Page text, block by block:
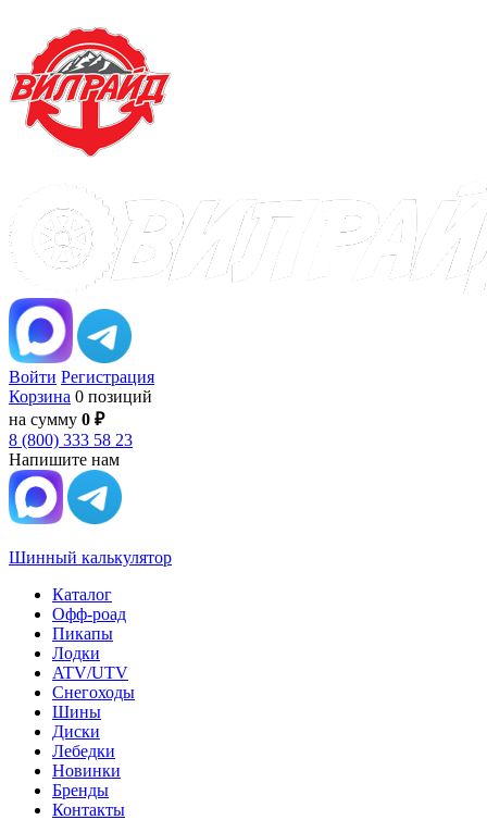
Войти Регистрация
Корзина 0 позиций
на сумму 0 ₽
8 (800) 333 58 23
Напишите нам
Шинный калькулятор
Каталог
Офф-роад
Пикапы
Лодки
ATV/UTV
Снегоходы
Шины
Диски
Лебедки
Новинки
Бренды
Контакты